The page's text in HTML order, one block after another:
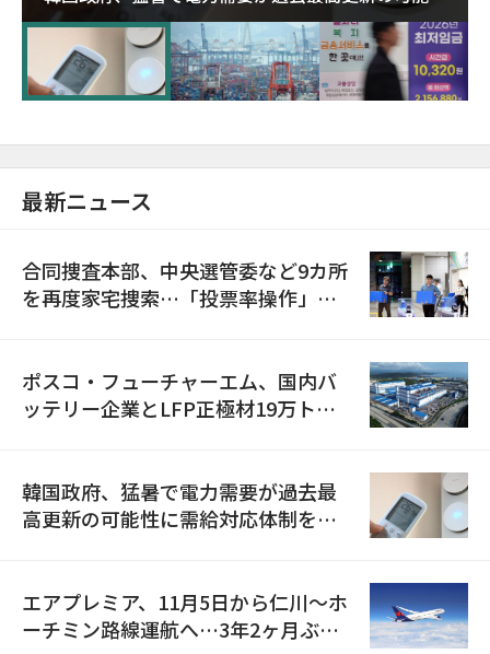
に需給対応体制を点検
最新ニュース
合同捜査本部、中央選管委など9カ所
を再度家宅捜索…「投票率操作」の
ポスコ・フューチャーエム、国内バ
ッテリー企業とLFP正極材19万トン
韓国政府、猛暑で電力需要が過去最
高更新の可能性に需給対応体制を点
エアプレミア、11月5日から仁川〜ホ
ーチミン路線運航へ…3年2ヶ月ぶり